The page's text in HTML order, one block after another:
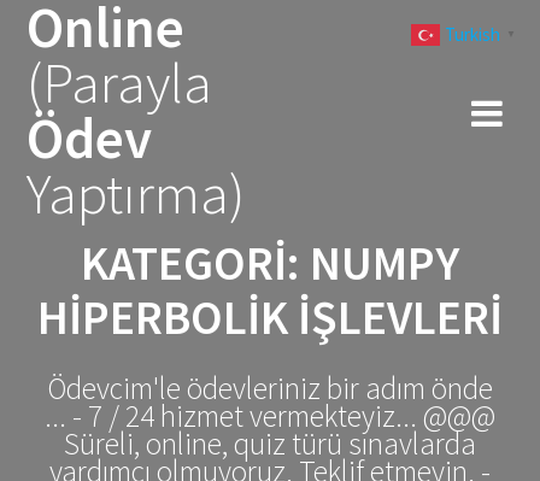
Online
(Parayla
Ödev
Yaptırma)
KATEGORI: NUMPY
HIPERBOLIK İŞLEVLERI
Ödevcim'le ödevleriniz bir adım önde
... - 7 / 24 hizmet vermekteyiz... @@@
Süreli, online, quiz türü sınavlarda
yardımcı olmuyoruz. Teklif etmeyin. -
Turkish ▼